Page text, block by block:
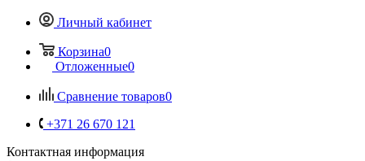
Личный кабинет
Корзина0
Отложенные0
Сравнение товаров0
+371 26 670 121
Контактная информация